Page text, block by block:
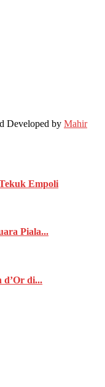
Developed by Mahir
Empoli
Piala...
d’Or di...